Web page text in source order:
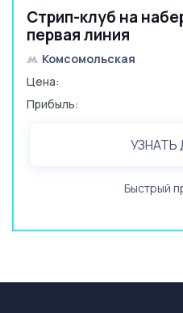
Стрип-клуб на
первая линия
Комсомольская
Цена:
Прибыль:
УЗНАТЬ
Быстрый